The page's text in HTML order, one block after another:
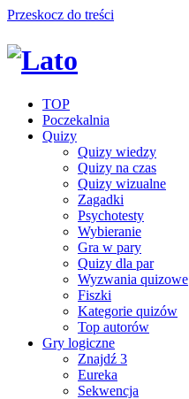
Przeskocz do treści
TOP
Poczekalnia
Quizy
Quizy wiedzy
Quizy na czas
Quizy wizualne
Zagadki
Psychotesty
Wybieranie
Gra w pary
Quizy dla par
Wyzwania quizowe
Fiszki
Kategorie quizów
Top autorów
Gry logiczne
Znajdź 3
Eureka
Sekwencja